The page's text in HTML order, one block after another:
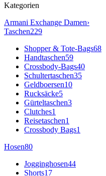
Kategorien
Armani Exchange Damen›
Taschen229
Shopper & Tote-Bags68
Handtaschen59
Crossbody-Bags40
Schultertaschen35
Geldboersen10
Rucksäcke5
Gürteltaschen3
Clutches1
Reisetaschen1
Crossbody Bags1
Hosen80
Jogginghosen44
Shorts17